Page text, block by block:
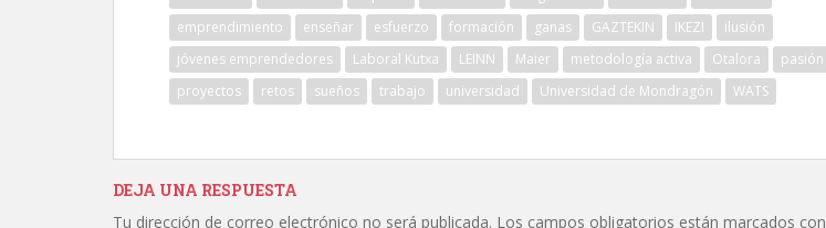
emprendimiento
enseñar esfuerzo formación ganas GAZTEKIN IKEZI
ilusión
jóvenes emprendedores
Laboral Kutxa LEINN Maier metodología activa Otalora
pasión
proyectos
retos sueños trabajo universidad Universidad de Mondragón WATS
DEJA UNA RESPUESTA
Tu dirección de correo electrónico no será publicada. Los campos obligatorios están marcados con